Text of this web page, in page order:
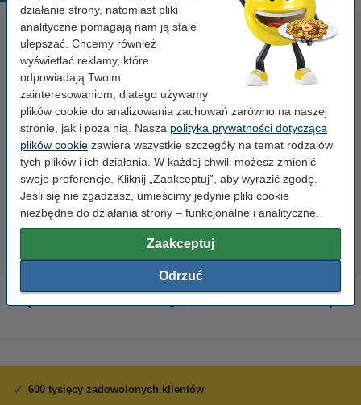
działanie strony, natomiast pliki
analityczne pomagają nam ją stale
ulepszać. Chcemy również
wyświetlać reklamy, które
odpowiadają Twoim
zainteresowaniom, dlatego używamy
plików cookie do analizowania zachowań zarówno na naszej
stronie, jak i poza nią. Nasza polityka prywatności dotycząca
plików cookie zawiera wszystkie szczegóły na temat rodzajów
tych plików i ich działania. W każdej chwili możesz zmienić
swoje preferencje. Kliknij „Zaakceptuj”, aby wyrazić zgodę.
Jeśli się nie zgadzasz, umieścimy jedynie pliki cookie
niezbędne do działania strony – funkcjonalne i analityczne.
Zaakceptuj
Odrzuć
Spinacze biurowe 33 mm
okrągłe (100 sztuk), 123drukuj
2,90 zł z VAT
Baterie AAA LR03 123drukuj
Xtreme Power MN2400, 24
sztuki
35,00 zł z VAT
600 tysięcy zadowolonych klientów